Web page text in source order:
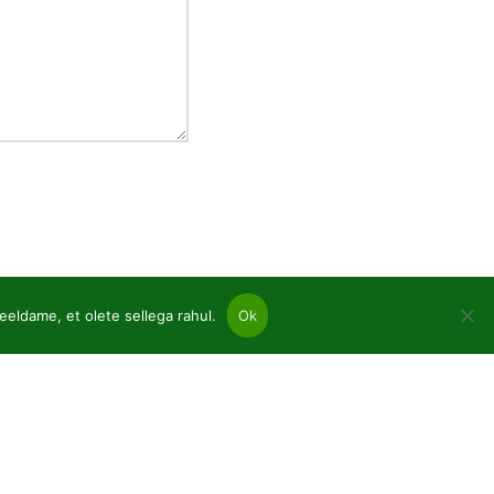
et olete sellega rahul. Ok